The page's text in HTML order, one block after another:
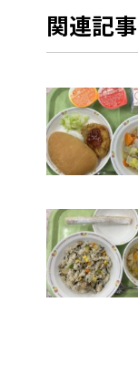
関連記事